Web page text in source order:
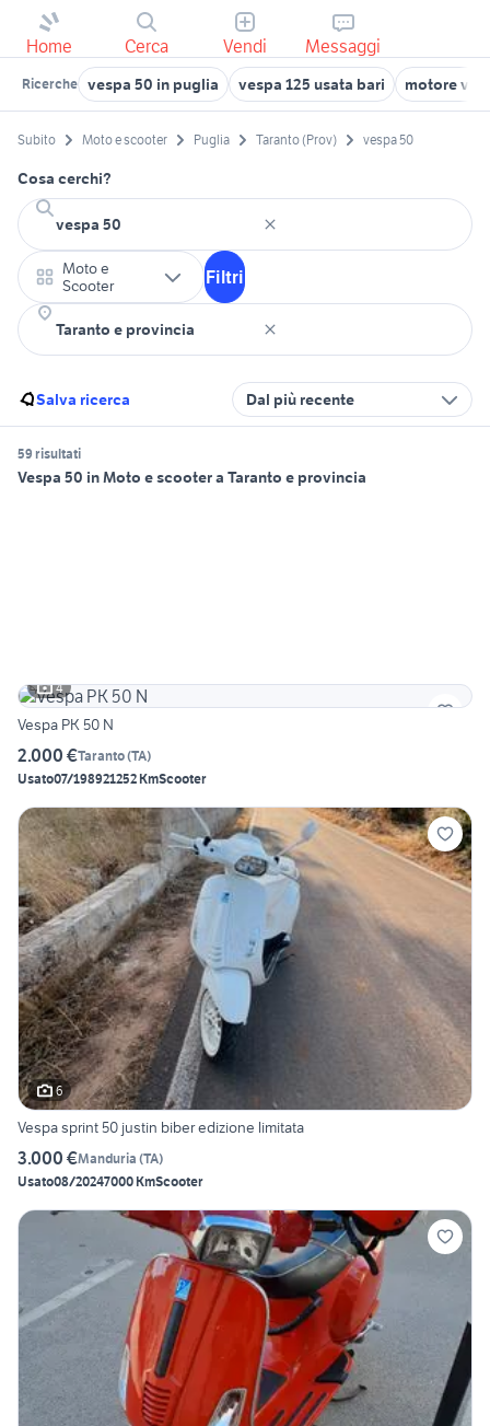
Home Cerca Vendi Messaggi
Ricerche vespa 50 in puglia vespa 125 usata bari motore
Subito Moto e scooter Puglia Taranto (Prov) vespa 50
Cosa cerchi?
Moto e
Scooter
Filtri
Salva ricerca Dal più recente
59 risultati
Vespa 50 in Moto e scooter a Taranto e provincia
4
Vespa PK 50 N
2.000 €Taranto(TA)
Usato07/198921252 KmScooter
6
Vespa sprint 50 justin biber edizione limitata
3.000 €Manduria (TA)
Usato08/20247000 KmScooter